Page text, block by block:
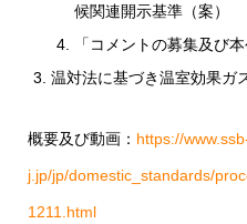
候関連開示基準（案）
「コメントの募集及び
温対法に基づき温室効果ガ
概要及び動画： https://
j.jp/jp/domestic_standards/
1211.html